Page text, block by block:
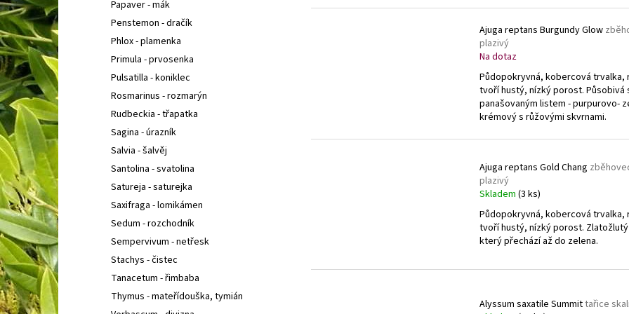
Papaver - mák
Penstemon - dračík
Phlox - plamenka
Primula - prvosenka
Pulsatilla - koniklec
Rosmarinus - rozmarýn
Rudbeckia - třapatka
Sagina - úrazník
Salvia - šalvěj
Santolina - svatolina
Satureja - saturejka
Saxifraga - lomikámen
Sedum - rozchodník
Sempervivum - netřesk
Stachys - čistec
Tanacetum - řimbaba
Thymus - mateřídouška, tymián
Ajuga reptans Burgundy Glow
plazivý
Na dotaz
Půdopokryvná, kobercová trvalka,
tvoří hustý, nízký porost. Působivá
panašovaným listem - purpurovo-
krémový s růžovými skvrnami.
Ajuga reptans Gold Chang
plazivý
Skladem (3 ks)
Půdopokryvná, kobercová trvalka,
tvoří hustý, nízký porost.
který přechází až do zelena.
Alyssum saxatile Summittařice